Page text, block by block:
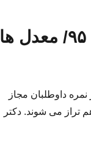
تاثیر مثبت سوابق در آزمون دستیاری ۹۵/ معدل ها
داوطلبان مجاز
با هم تراز می شوند. دکتر